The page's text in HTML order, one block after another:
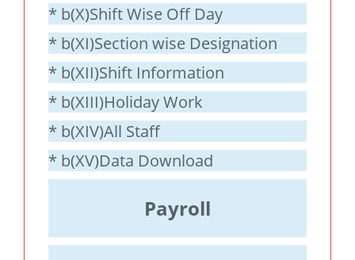
* b(X)Shift Wise Off Day
* b(XI)Section wise Designation
* b(XII)Shift Information
* b(XIII)Holiday Work
* b(XIV)All Staff
* b(XV)Data Download
Payroll